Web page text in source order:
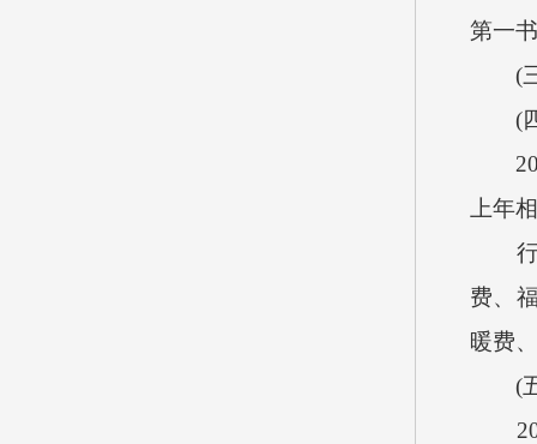
第一
(三
(四
上年
行政
费、
暖费
(五)